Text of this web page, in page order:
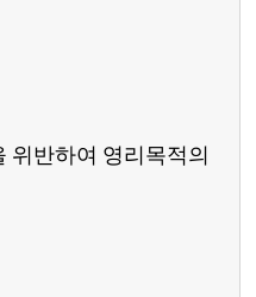
반하여 영리목적의